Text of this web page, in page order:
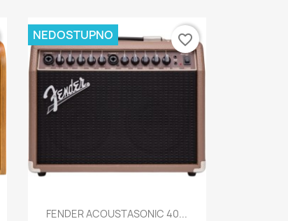
Brzi pregled
FENDER ACOUSTASONIC 40...
NEDOSTUPNO favorite_border